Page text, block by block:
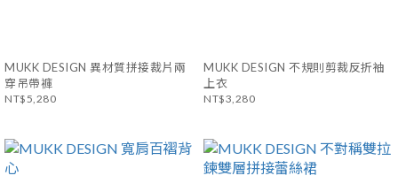
MUKK DESIGN 異材質拼接裁片兩
穿吊帶褲
NT$5,280
MUKK DESIGN 不規則剪裁反折袖
上衣
NT$3,280